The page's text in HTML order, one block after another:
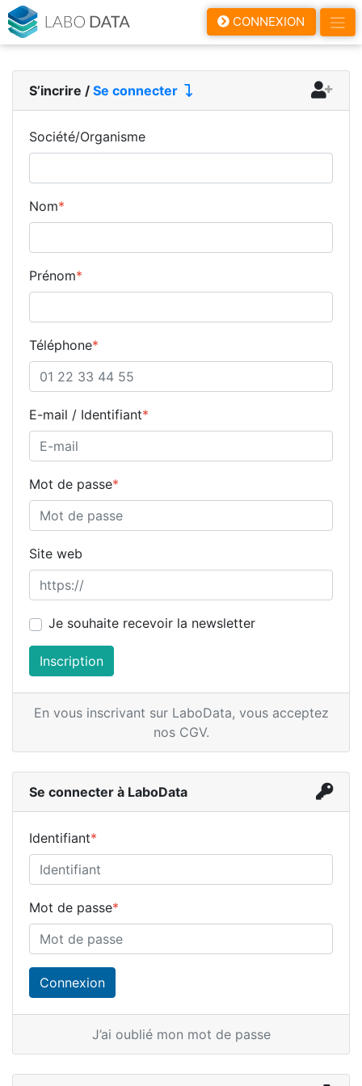
CONNEXION
S’incrire / Se connecter
Société/Organisme
Nom*
Prénom*
Téléphone*
E-mail / Identifiant*
Mot de passe*
Site web
Je souhaite recevoir la newsletter
Inscription
En vous inscrivant sur LaboData, vous acceptez
nos CGV.
Se connecter à LaboData
Identifiant*
Mot de passe*
J’ai oublié mon mot de passe